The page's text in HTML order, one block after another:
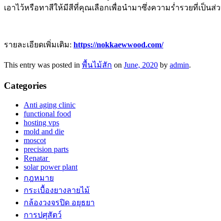
เอาไว้หรือทาสีให้มีสีที่คุณเลือกเพื่อนำมาซึ่งความร่ำรวยที่เป็นส่
รายละเอียดเพิ่มเติม: https://nokkaewwood.com/
This entry was posted in พื้นไม้สัก on June, 2020 by admin.
Categories
Anti aging clinic
functional food
hosting vps
mold and die
moscot
precision parts
Renatar
solar power plant
กฎหมาย
กระเบื้องยางลายไม้
กล้องวงจรปิด อยุธยา
การปศุสัตว์